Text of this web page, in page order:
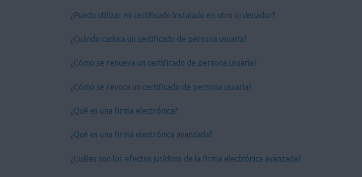
¿Puedo utilizar mi certificado instalado en otro ordenador?
¿Cuándo caduca un certificado de persona usuaria?
¿Cómo se renueva un certificado de persona usuaria?
¿Cómo se revoca un certificado de persona usuaria?
¿Qué es una firma electrónica?
¿Qué es una firma electrónica avanzada?
¿Cuáles son los efectos jurídicos de la firma electrónica avanzada?